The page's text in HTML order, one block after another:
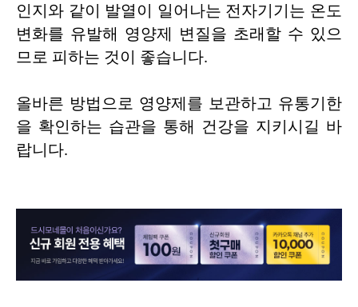
인지와 같이 발열이 일어나는 전자기기는 온도
변화를 유발해 영양제 변질을 초래할 수 있으
므로 피하는 것이 좋습니다.
올바른 방법으로 영양제를 보관하고 유통기한
을 확인하는 습관을 통해 건강을 지키시길 바
랍니다.